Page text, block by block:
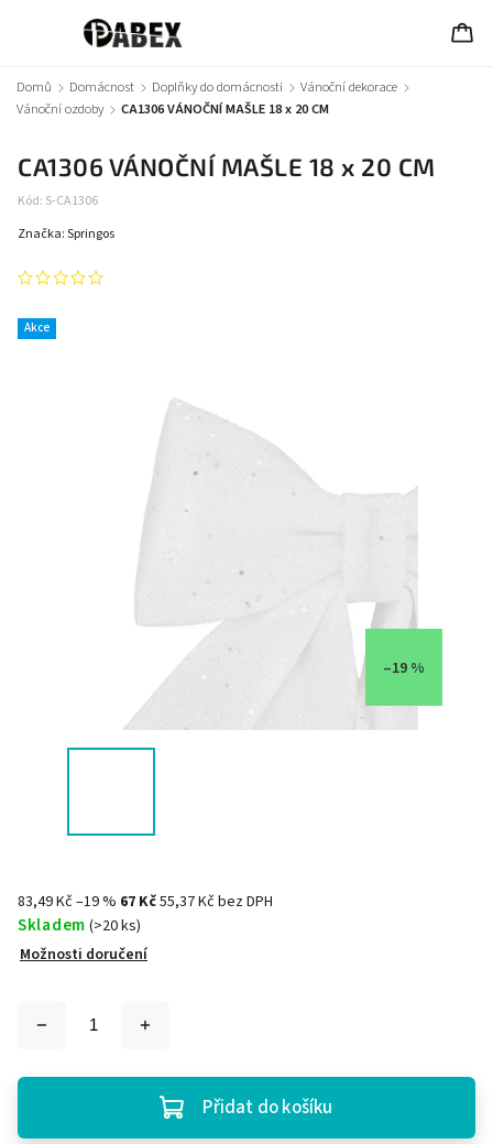
Domů / Domácnost / Doplňky do domácnosti / Vánoční dekorace /
Vánoční ozdoby / CA1306 VÁNOČNÍ MAŠLE 18 x 20 CM
CA1306 VÁNOČNÍ MAŠLE 18 x 20 CM
Kód: S-CA1306
Akce
Značka:Springos
–19 %
83,49 Kč–19 % 67 Kč55,37 Kč bez DPH
Skladem (>20 ks)
Možnosti doručení
Přidat do košíku